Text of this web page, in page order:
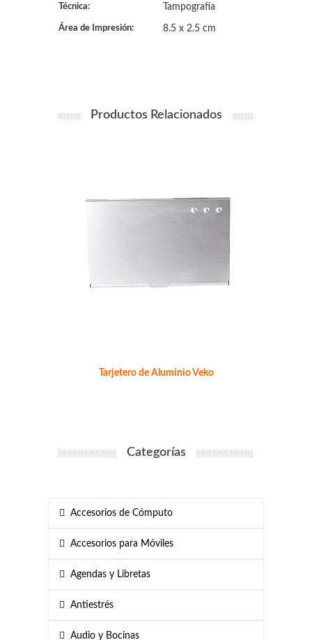
Técnica: Tampografía
Área de Impresión: 8.5 x 2.5 cm
Productos Relacionados
Tarjetero de Aluminio Veko
Categorías
Accesorios de Cómputo
Accesorios para Móviles
Agendas y Libretas
Antiestrés
Audio y Bocinas